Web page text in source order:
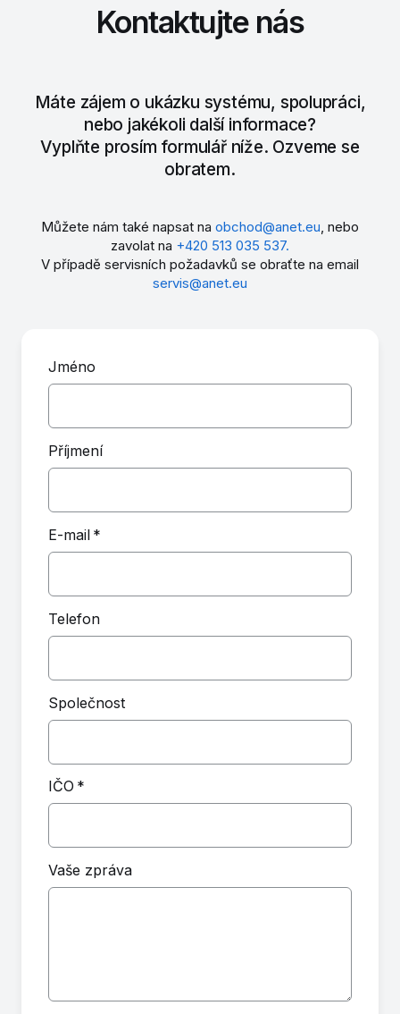
Konto pracovní doby, zápůjčky
zaměstnance, hromadné zpracování
Kontaktujte nás
Máte zájem o ukázku systému, spolupráci,
nebo jakékoli další informace?
Vyplňte prosím formulář níže. Ozveme se
obratem.
Můžete nám také napsat na obchod@anet.eu , nebo
zavolat na +420 513 035 537.
V případě servisních požadavků se obraťte na email
servis@anet.eu
Jméno
Příjmení
E-mail *
Telefon
Společnost
IČO *
Vaše zpráva